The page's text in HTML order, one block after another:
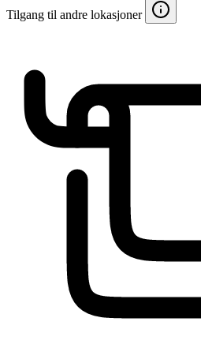
Tilgang til andre lokasjoner